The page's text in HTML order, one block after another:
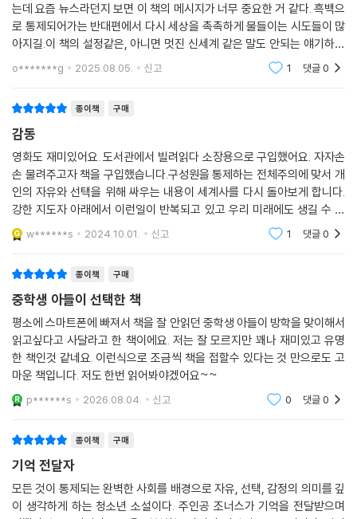
조너스는 기억 전달자를 통해 촉감이나 색깔뿐만 아니라 다양한 고통의 느
낌을 알게 된다. 그리고 고통을 통해 조너스는 비로소 사랑을 이해하고 마
음 안에 존재하는 다채로운 감정을 깨달아 간다. 작가는 이야기 중반부로
갈수록 부사와 형용사를 더 많이 사용하는데, 그를 통해 우리는 마음을 표
연결고리라는 메시지를 발견할 수 있다. 단축과 생략으로 인해 다채로운
표현을 잃어가는 지금 세대의 언어 문제를 『기억 전달자』 속에서도 읽어낼
수 있는 것이다. 차이와 평등, 안락사, 출산율, 국가의 통제 등 이 책에 담긴
다양한 이야깃거리들은 지금 우리 사회가 직면한 민감한 문제들을 외면하
지 않고 가까이 들여다볼 기회를 제시한다.
는데 요즘 뉴스라던지 보면 이 책의 메시지가 너무 중요한 거 같다. 흑백으
로 통제되어가는 반대편에서 다시 세상을 촉촉하게 물들이는 시도들이 많
아지길.이 책의 설정같은, 아니면 멋진 신세계 같은 말도 안되는 얘기하는
과학 유튜브 잠깐 보고 이 책이 문득 생각났는데 다시 읽어보고싶다.
o*******g 2025.08.05. 신고 1 댓글0
종이책 구매
감동
영화도 재미있어요. 도서관에서 빌려읽다 소장용으로 구입했어요. 자자손
손 물려주고자 책을 구입했습니다.구성원을 통제하는 전체주의에 맞서 개
인의 자유와 선택을 위해 싸우는 내용이 세계사를 다시 돌아보게 합니다.
강한 지도자 아래에서 이런일이 반복되고 있고 우리 미래에도 생길 수 있
는 일이지요.
w******s 2024.10.01. 신고 1 댓글0
종이책 구매
중학생 아들이 선택한 책
평소에 스마트폰에 빠져서 책을 잘 안읽던 중학생 아들이 방학을 맞이해서
읽고싶다고 사달라고 한 책이에요. 저는 잘 모르지만 꽤나 재미있고 유명
한 책인것 같네요. 이런식으로 조금씩 책을 접할수 있다는 것 만으로도 고
마운 책입니다. 저도 한번 읽어봐야겠어요~~
p******s 2026.08.04. 신고 0 댓글0
종이책 구매
기억 전달자
모든 것이 통제되는 완벽한 사회를 배경으로 자유, 선택, 감정의 의미를 깊
이 생각하게 하는 청소년 소설이다. 주인공 조너스가 기억을 전달받으며